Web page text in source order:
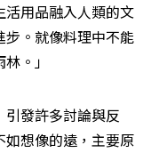
用品融入人類的文
。就像料理中不能
。」
發許多討論與反
想像的遠，主要原